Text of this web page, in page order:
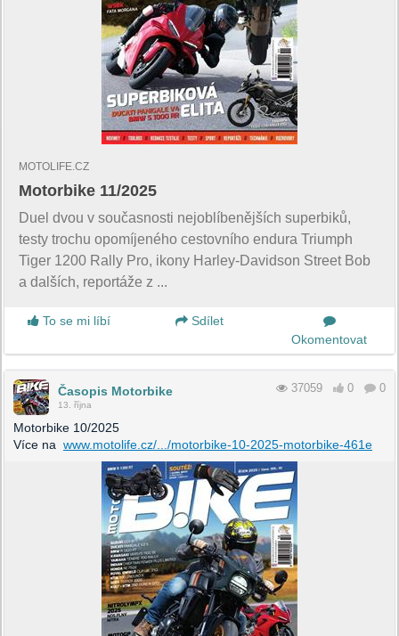
MOTOLIFE.CZ
Motorbike 11/2025
Duel dvou v současnosti nejoblíbenějších superbiků,
testy trochu opomíjeného cestovního endura Triumph
Tiger 1200 Rally Pro, ikony Harley-Davidson Street Bob
a dalších, reportáže z ...
To se mi líbí
Sdílet
Okomentovat
Časopis Motorbike
13. října
37059 0 0
Motorbike 10/2025
Více na www.motolife.cz/.../motorbike-10-2025-motorbike-461e